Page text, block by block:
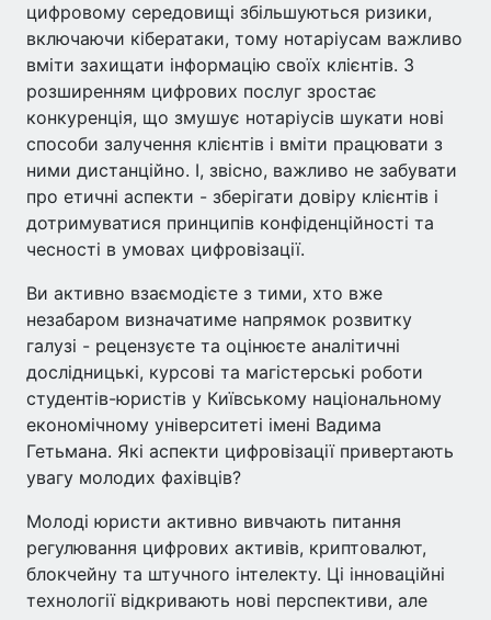
цифровому середовищі збільшуються ризики,
включаючи кібератаки, тому нотаріусам важливо
вміти захищати інформацію своїх клієнтів. З
розширенням цифрових послуг зростає
конкуренція, що змушує нотаріусів шукати нові
способи залучення клієнтів і вміти працювати з
ними дистанційно. І, звісно, важливо не забувати
про етичні аспекти - зберігати довіру клієнтів і
дотримуватися принципів конфіденційності та
чесності в умовах цифровізації.
Ви активно взаємодієте з тими, хто вже
незабаром визначатиме напрямок розвитку
галузі - рецензуєте та оцінюєте аналітичні
дослідницькі, курсові та магістерські роботи
студентів-юристів у Київському національному
економічному університеті імені Вадима
Гетьмана. Які аспекти цифровізації привертають
увагу молодих фахівців?
Молоді юристи активно вивчають питання
регулювання цифрових активів, криптовалют,
блокчейну та штучного інтелекту. Ці інноваційні
технології відкривають нові перспективи, але